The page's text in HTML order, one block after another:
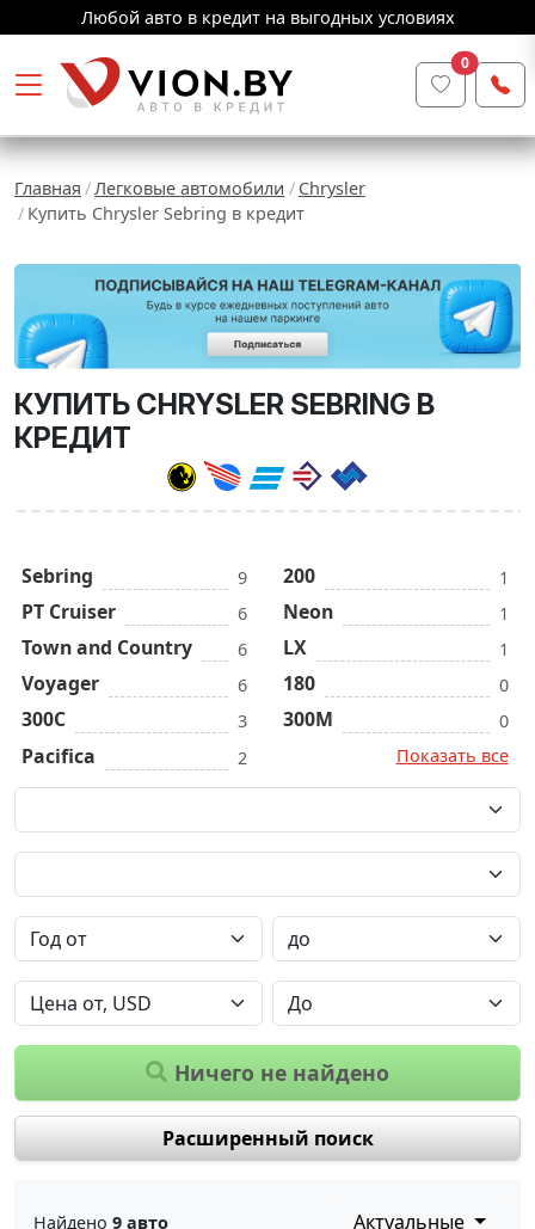
Любой авто в кредит на выгодных условиях
0
Главная Легковые автомобили
Chrysler
Купить Chrysler Sebring в кредит
КУПИТЬ CHRYSLER SEBRING В
КРЕДИТ
Sebring 9
PT Cruiser 6
Town and Country 6
Voyager 6
300С 3
Pacifica 2
200 1
Neon 1
LX 1
180 0
300М
0
Показать все
Ничего не найдено
Расширенный поиск
Найдено 9 авто Актуальные